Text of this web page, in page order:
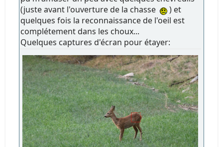
(juste avant l'ouverture de la chasse
) et
quelques fois la reconnaissance de l'oeil est
complétement dans les choux...
Quelques captures d'écran pour étayer: